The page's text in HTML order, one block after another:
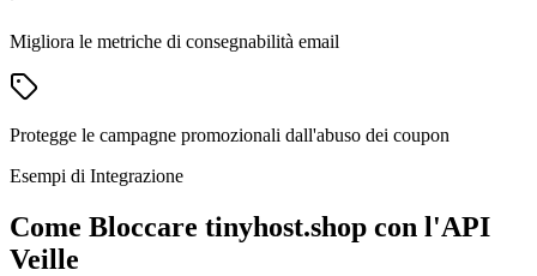
Migliora le metriche di consegnabilità email
Protegge le campagne promozionali dall'abuso dei coupon
Esempi di Integrazione
Come Bloccare tinyhost.shop con l'API
Veille